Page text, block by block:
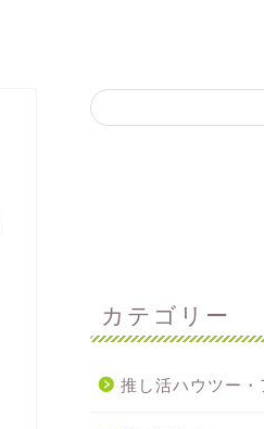
カテゴリー
推し活ハウツー・